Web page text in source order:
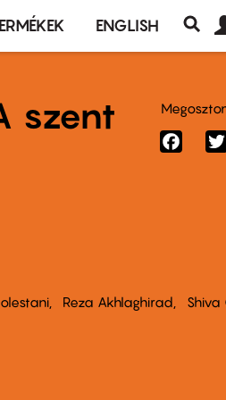
ENGLISH
szent
Reza Akhlaghirad
Shiva